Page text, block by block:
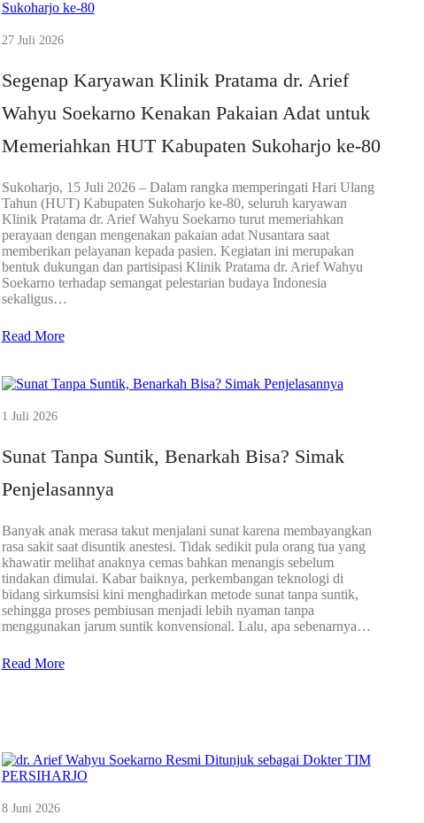
27 Juli 2026
Segenap Karyawan Klinik Pratama dr. Arief
Wahyu Soekarno Kenakan Pakaian Adat untuk
Memeriahkan HUT Kabupaten Sukoharjo ke-80
Sukoharjo, 15 Juli 2026 – Dalam rangka memperingati Hari Ulang
Tahun (HUT) Kabupaten Sukoharjo ke-80, seluruh karyawan
Klinik Pratama dr. Arief Wahyu Soekarno turut memeriahkan
perayaan dengan mengenakan pakaian adat Nusantara saat
memberikan pelayanan kepada pasien. Kegiatan ini merupakan
bentuk dukungan dan partisipasi Klinik Pratama dr. Arief Wahyu
Soekarno terhadap semangat pelestarian budaya Indonesia
sekaligus…
Read More
1 Juli 2026
Sunat Tanpa Suntik, Benarkah Bisa? Simak
Penjelasannya
Banyak anak merasa takut menjalani sunat karena membayangkan
rasa sakit saat disuntik anestesi. Tidak sedikit pula orang tua yang
khawatir melihat anaknya cemas bahkan menangis sebelum
tindakan dimulai. Kabar baiknya, perkembangan teknologi di
bidang sirkumsisi kini menghadirkan metode sunat tanpa suntik,
sehingga proses pembiusan menjadi lebih nyaman tanpa
menggunakan jarum suntik konvensional. Lalu, apa sebenarnya…
Read More
8 Juni 2026